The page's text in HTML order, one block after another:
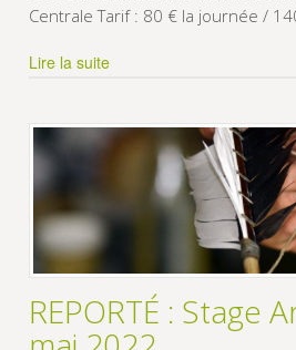
Centrale Tarif : 80 € la journée /
Lire la suite
REPORTÉ : Stage